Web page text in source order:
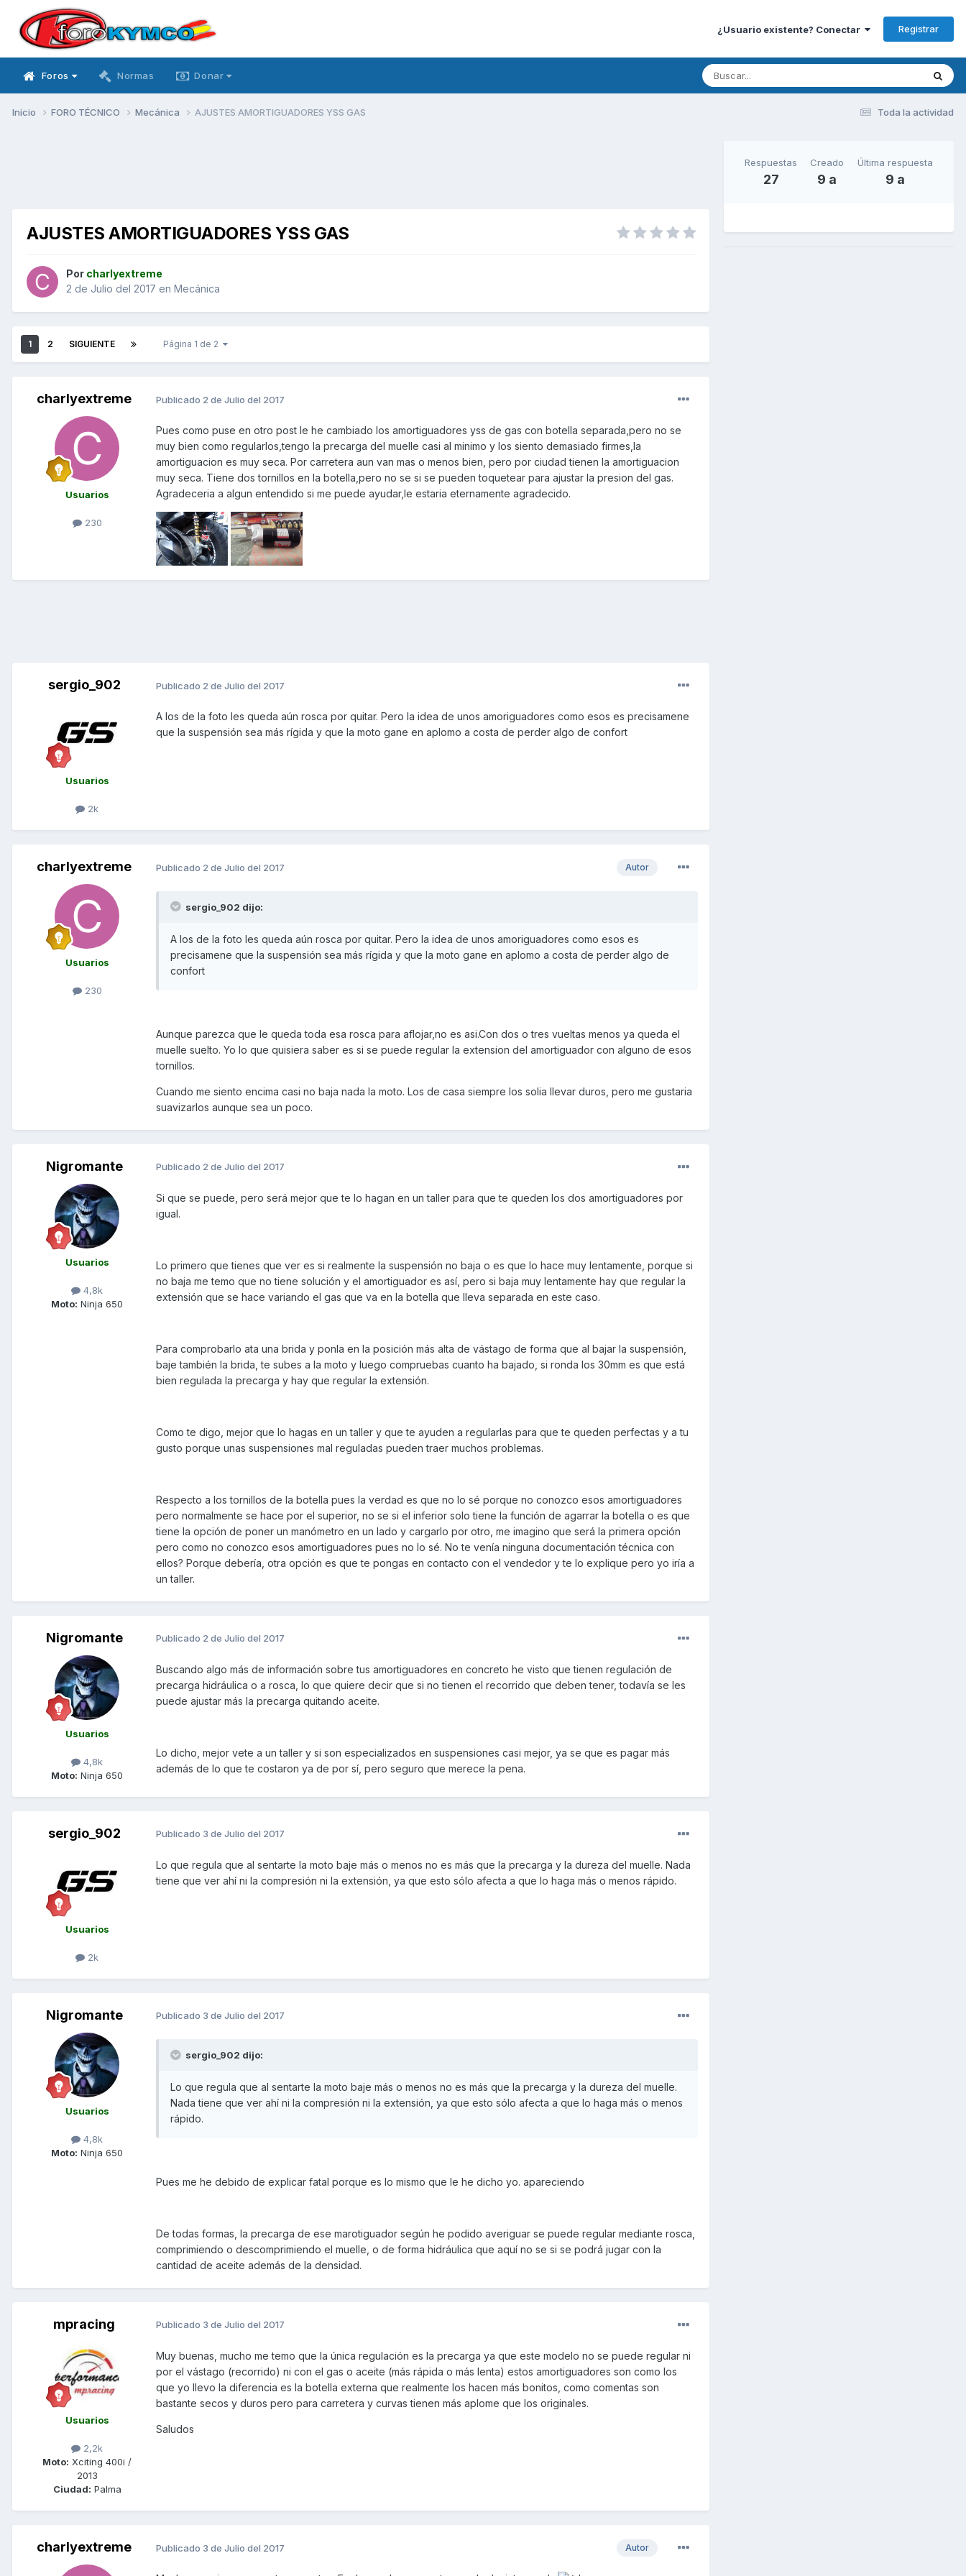
¿Usuario existente? Conectar Registrar
Foros Normas Donar
Toda la actividad
Inicio FORO TÉCNICO Mecánica AJUSTES AMORTIGUADORES YSS GAS
AJUSTES AMORTIGUADORES YSS GAS
Por charlyextreme
2 de Julio del 2017 en Mecánica
1 2 SIGUIENTE Página 1 de 2
charlyextreme
Usuarios
230
Publicado 2 de Julio del 2017
Pues como puse en otro post le he cambiado los amortiguadores yss de gas con botella separada,pero no se
muy bien como regularlos,tengo la precarga del muelle casi al minimo y los siento demasiado firmes,la
amortiguacion es muy seca. Por carretera aun van mas o menos bien, pero por ciudad tienen la amortiguacion
muy seca. Tiene dos tornillos en la botella,pero no se si se pueden toquetear para ajustar la presion del gas.
Agradeceria a algun entendido si me puede ayudar,le estaria eternamente agradecido.
sergio_902
Usuarios
2k
Publicado 2 de Julio del 2017
A los de la foto les queda aún rosca por quitar. Pero la idea de unos amoriguadores como esos es precisamene
que la suspensión sea más rígida y que la moto gane en aplomo a costa de perder algo de confort
charlyextreme
Usuarios
230
Autor
Publicado 2 de Julio del 2017
sergio_902 dijo:
A los de la foto les queda aún rosca por quitar. Pero la idea de unos amoriguadores como esos es
precisamene que la suspensión sea más rígida y que la moto gane en aplomo a costa de perder algo de
confort
Aunque parezca que le queda toda esa rosca para aflojar,no es asi.Con dos o tres vueltas menos ya queda el
muelle suelto. Yo lo que quisiera saber es si se puede regular la extension del amortiguador con alguno de esos
tornillos.
Cuando me siento encima casi no baja nada la moto. Los de casa siempre los solia llevar duros, pero me gustaria
suavizarlos aunque sea un poco.
Nigromante
Usuarios
4,8k
Moto: Ninja 650
Publicado 2 de Julio del 2017
Si que se puede, pero será mejor que te lo hagan en un taller para que te queden los dos amortiguadores por
igual.
Lo primero que tienes que ver es si realmente la suspensión no baja o es que lo hace muy lentamente, porque si
no baja me temo que no tiene solución y el amortiguador es así, pero si baja muy lentamente hay que regular la
extensión que se hace variando el gas que va en la botella que lleva separada en este caso.
Para comprobarlo ata una brida y ponla en la posición más alta de vástago de forma que al bajar la suspensión,
baje también la brida, te subes a la moto y luego compruebas cuanto ha bajado, si ronda los 30mm es que está
bien regulada la precarga y hay que regular la extensión.
Como te digo, mejor que lo hagas en un taller y que te ayuden a regularlas para que te queden perfectas y a tu
gusto porque unas suspensiones mal reguladas pueden traer muchos problemas.
Respecto a los tornillos de la botella pues la verdad es que no lo sé porque no conozco esos amortiguadores
pero normalmente se hace por el superior, no se si el inferior solo tiene la función de agarrar la botella o es que
tiene la opción de poner un manómetro en un lado y cargarlo por otro, me imagino que será la primera opción
pero como no conozco esos amortiguadores pues no lo sé. No te venía ninguna documentación técnica con
ellos? Porque debería, otra opción es que te pongas en contacto con el vendedor y te lo explique pero yo iría a
un taller.
Nigromante
Usuarios
4,8k
Moto: Ninja 650
Publicado 2 de Julio del 2017
Buscando algo más de información sobre tus amortiguadores en concreto he visto que tienen regulación de
precarga hidráulica o a rosca, lo que quiere decir que si no tienen el recorrido que deben tener, todavía se les
puede ajustar más la precarga quitando aceite.
Lo dicho, mejor vete a un taller y si son especializados en suspensiones casi mejor, ya se que es pagar más
además de lo que te costaron ya de por sí, pero seguro que merece la pena.
sergio_902
Usuarios
2k
Publicado 3 de Julio del 2017
Lo que regula que al sentarte la moto baje más o menos no es más que la precarga y la dureza del muelle. Nada
tiene que ver ahí ni la compresión ni la extensión, ya que esto sólo afecta a que lo haga más o menos rápido.
Nigromante
Usuarios
4,8k
Moto: Ninja 650
Publicado 3 de Julio del 2017
sergio_902 dijo:
Lo que regula que al sentarte la moto baje más o menos no es más que la precarga y la dureza del muelle.
Nada tiene que ver ahí ni la compresión ni la extensión, ya que esto sólo afecta a que lo haga más o menos
rápido.
Pues me he debido de explicar fatal porque es lo mismo que le he dicho yo. apareciendo
De todas formas, la precarga de ese marotiguador según he podido averiguar se puede regular mediante rosca,
comprimiendo o descomprimiendo el muelle, o de forma hidráulica que aquí no se si se podrá jugar con la
cantidad de aceite además de la densidad.
mpracing
Usuarios
2,2k
Moto: Xciting 400i /
2013
Ciudad: Palma
Publicado 3 de Julio del 2017
Muy buenas, mucho me temo que la única regulación es la precarga ya que este modelo no se puede regular ni
por el vástago (recorrido) ni con el gas o aceite (más rápida o más lenta) estos amortiguadores son como los
que yo llevo la diferencia es la botella externa que realmente los hacen más bonitos, como comentas son
bastante secos y duros pero para carretera y curvas tienen más aplome que los originales.
Saludos
charlyextreme Autor
Publicado 3 de Julio del 2017
Respuestas
27
Creado
9 a
Última respuesta
9 a